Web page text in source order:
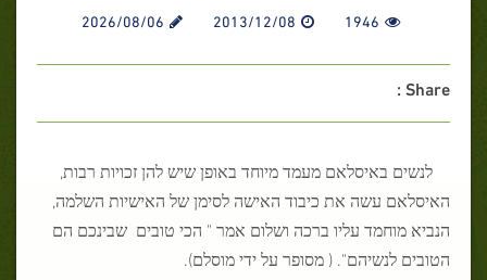
1946
2013/12/08
2026/08/06
Share :
לנשים באיסלאם מעמד מיוחד באופן שיש להן זכויות רבות,
האיסלאם עשה את כיבוד האישה לסימן של האישיות השלמה,
הנביא מוחמד עליו ברכה ושלום אמר " הכי טובים שבינכם הם
הטובים לנשיהם". ( מסופר על ידי מוסלם).